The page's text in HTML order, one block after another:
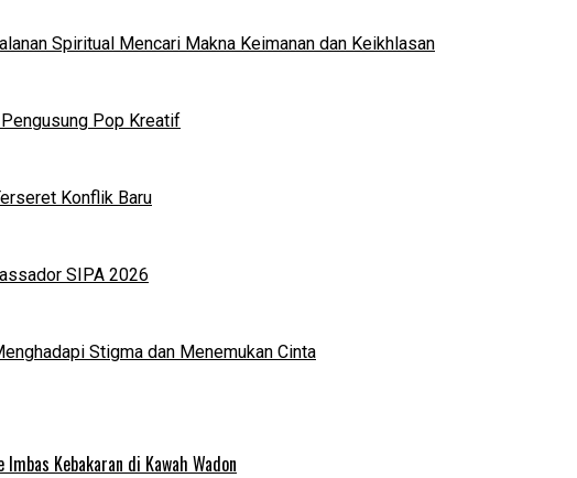
Spiritual Mencari Makna Keimanan dan Keikhlasan
Pop Kreatif
Konflik Baru
SIPA 2026
Stigma dan Menemukan Cinta
Kebakaran di Kawah Wadon